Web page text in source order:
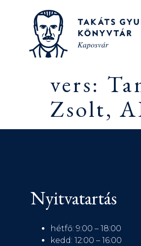
vers:
Zsolt,
Nyitvatartás
hétfő: 9:00 – 18:00
kedd: 12:00 – 16:00